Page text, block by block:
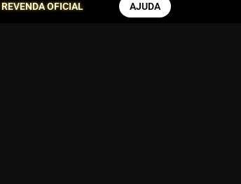
REVENDA OFICIAL AJUDA